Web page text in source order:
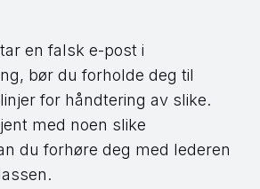
en falsk e-post i
bør du forholde deg til
for håndtering av slike.
med noen slike
du forhøre deg med lederen